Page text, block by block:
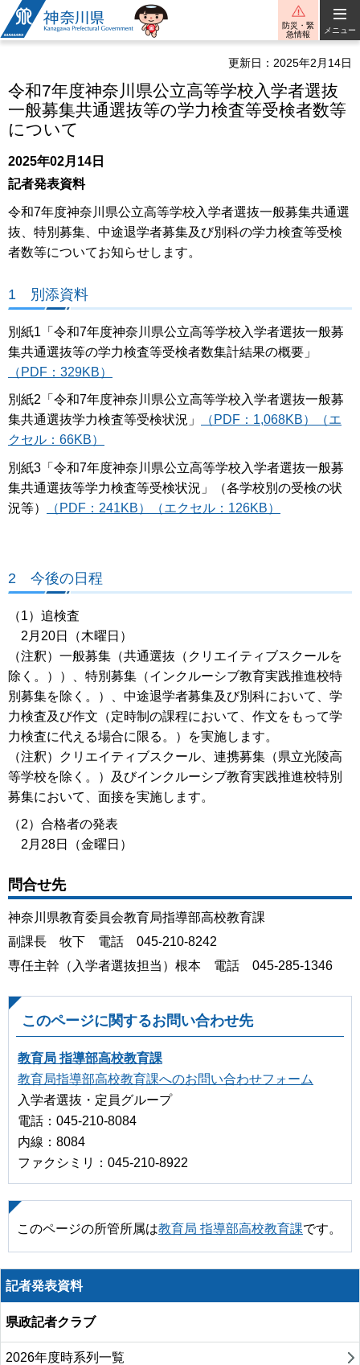
神奈川県
防災・緊
急情報
メニュー
更新日：2025年2月14日
令和7年度神奈川県公立高等学校入学者選抜
一般募集共通選抜等の学力検査等受検者数等
について
2025年02月14日
記者発表資料
令和7年度神奈川県公立高等学校入学者選抜一般募集共通選
抜、特別募集、中途退学者募集及び別科の学力検査等受検
者数等についてお知らせします。
1 別添資料
別紙1「令和7年度神奈川県公立高等学校入学者選抜一般募
集共通選抜等の学力検査等受検者数集計結果の概要」
（PDF：329KB）
別紙2「令和7年度神奈川県公立高等学校入学者選抜一般募
集共通選抜学力検査等受検状況」
（PDF：1,068KB）
（エ
クセル：66KB）
別紙3「令和7年度神奈川県公立高等学校入学者選抜一般募
集共通選抜等学力検査等受検状況」（各学校別の受検の状
況等）
（PDF：241KB） （エクセル：126KB）
2 今後の日程
（1）追検査
2月20日（木曜日）
（注釈）一般募集（共通選抜（クリエイティブスクールを
除く。））、特別募集（インクルーシブ教育実践推進校特
別募集を除く。）、中途退学者募集及び別科において、学
力検査及び作文（定時制の課程において、作文をもって学
力検査に代える場合に限る。）を実施します。
（注釈）クリエイティブスクール、連携募集（県立光陵高
等学校を除く。）及びインクルーシブ教育実践推進校特別
募集において、面接を実施します。
（2）合格者の発表
2月28日（金曜日）
問合せ先
神奈川県教育委員会教育局指導部高校教育課
副課長 牧下 電話 045-210-8242
専任主幹（入学者選抜担当）根本 電話 045-285-1346
このページに関するお問い合わせ先
教育局 指導部高校教育課
教育局指導部高校教育課へのお問い合わせフォーム
入学者選抜・定員グループ
電話：045-210-8084
内線：8084
ファクシミリ：045-210-8922
このページの所管所属は教育局 指導部高校教育課です。
記者発表資料
県政記者クラブ
2026年度時系列一覧